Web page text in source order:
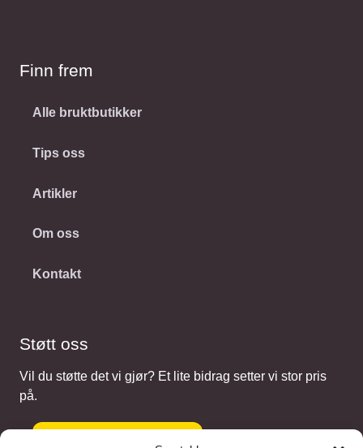
Finn frem
Alle bruktbutikker
Tips oss
Artikler
Om oss
Kontakt
Støtt oss
Vil du støtte det vi gjør? Et lite bidrag setter vi stor pris
på.